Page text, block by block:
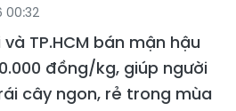
00:32
TP.HCM bán mận hậu
đồng/kg, giúp người
cây ngon, rẻ trong mùa